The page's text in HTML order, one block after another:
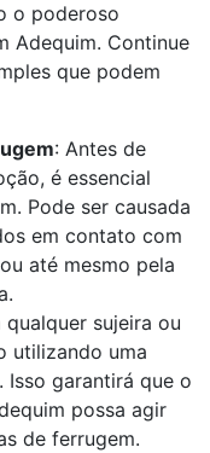
o poderoso
Adequim. Continue
que podem
: Antes de
é essencial
Pode ser causada
em contato com
até mesmo pela
qualquer sujeira ou
utilizando uma
Isso garantirá que o
possa agir
de ferrugem.